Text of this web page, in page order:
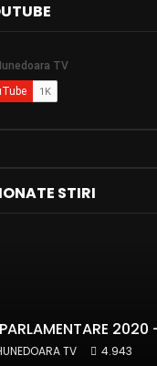
STIRI
TV 4.943